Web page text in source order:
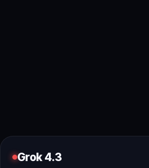
Grok 4.3